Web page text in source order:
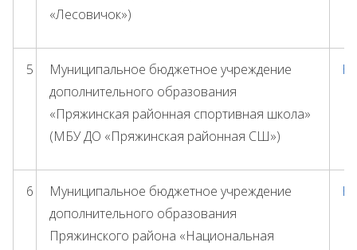
«Лесовичок»)
5
Муниципальное бюджетное учреждение
дополнительного образования
«Пряжинская районная спортивная школа»
(МБУ ДО «Пряжинская районная СШ»)
6
Муниципальное бюджетное учреждение
дополнительного образования
Пряжинского района «Национальная